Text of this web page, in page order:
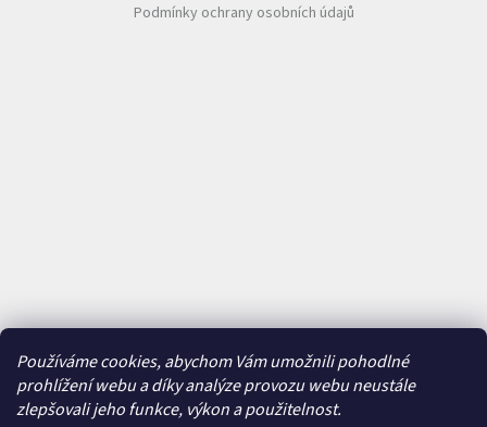
Používáme cookies, abychom Vám umožnili pohodlné
prohlížení webu a díky analýze provozu webu neustále
zlepšovali jeho funkce, výkon a použitelnost.
Podmínky ochrany osobních údajů